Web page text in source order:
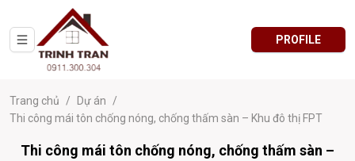
PROFILE
Trang chủ / Dự án
/
Thi công mái tôn chống nóng, chống thấm sàn – Khu đô thị FPT
Thi công mái tôn chống nóng, chống thấm sàn –